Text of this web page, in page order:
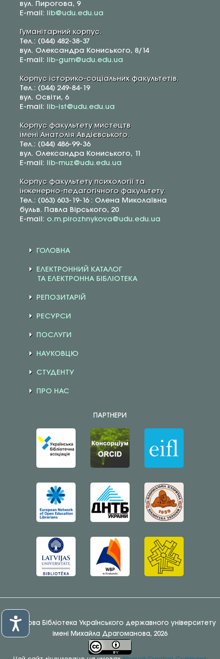
вул. Пирогова, 9
E-mail:
lib@udu.edu.ua
Гуманітарний корпус.
Тел.: (044) 482-38-37
вул. Олександра Кониського, 8/14
E-mail:
lib-gum@udu.edu.ua
Корпус історико-соціальних факультетів.
Тел.: (044) 249-84-19
вул. Освіти, 6
E-mail:
lib-ist@udu.edu.ua
Корпус факультету мистецтв
імені Анатолія Авдієвського.
Тел.: (044) 486-99-36
вул. Олександра Кониського, 11
E-mail:
lib-muz@udu.edu.ua
Корпус факультету психології та
інженерно-педагогічного факультету.
Тел.: (063) 603-19-16 : Олена Миколаївна
бульв. Павла Вірського, 20
E-mail: o.m.pirozhnykova@udu.edu.ua
ГОЛОВНА
ЕЛЕКТРОННИЙ КАТАЛОГ
ТА ЕЛЕКТРОННА БІБЛІОТЕКА
РЕПОЗИТАРІЙ
РЕСУРСИ
ПОСЛУГИ
НАУКОВЦЮ
СТУДЕНТУ
ПРО НАС
ПАРТНЕРИ
© Наукова Бібліотека Українського державного університету
імені Михайла Драгоманова, 2026